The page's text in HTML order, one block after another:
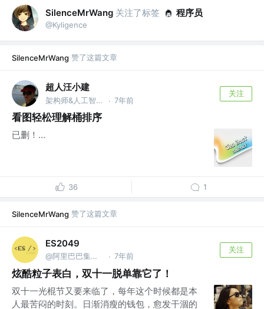
SilenceMrWang 关注了标签 程序员
@Kyligence
SilenceMrWang 赞了这篇文章
超人汪小建
架构师&人工智能 @公众号【远洋号】 · 7年前
关注
看图轻松理解桶排序
已删！...
36 1
SilenceMrWang 赞了这篇文章
ES2049
@阿里巴巴集团安全部 · 7年前
关注
炫酷粒子表白，双十一脱单靠它了！
双十一光棍节又要来临了，每年这个时候都是本
人最苦闷的时刻。日渐消瘦的钱包，愈发干涸的